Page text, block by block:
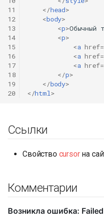
11
12
13
14
15
16
17
18
19
20
</head>
<body>
<p>Обычный
<p>
<a href=
<a href=
<a href=
</p>
</body>
</html>
Ссылки
Свойство cursorна
Комментарии